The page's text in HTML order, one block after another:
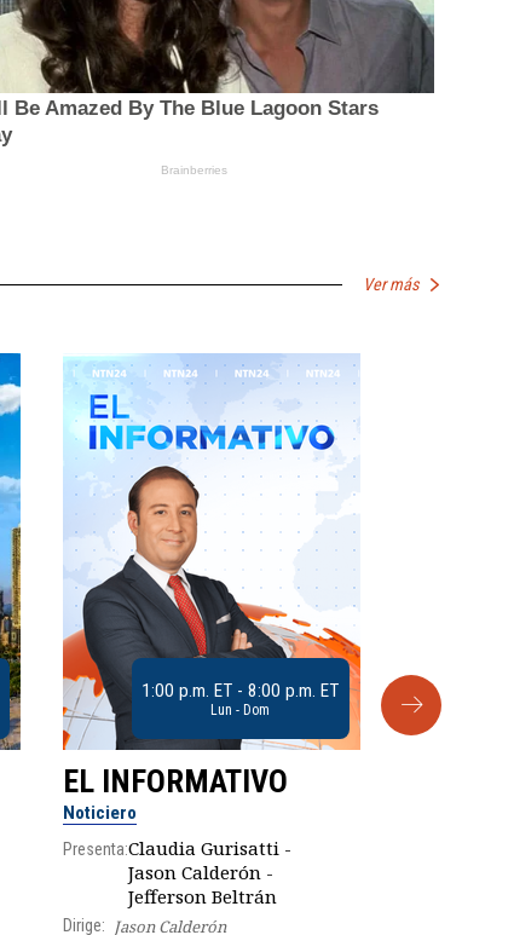
Ver más
1:00 p.m. ET - 8:00 p.m. ET
Lun - Dom
EL INFORMATIVO
Noticiero
Presenta:Claudia Gurisatti -
Jason Calderón -
Jefferson Beltrán
Dirige: Jason Calderón